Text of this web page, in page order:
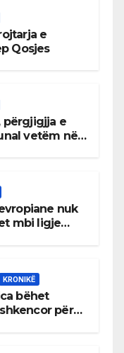
e
Qosjes
përgjigjja e
vetëm në
nuk
mbi ligje
KRONIKË
bëhet
për